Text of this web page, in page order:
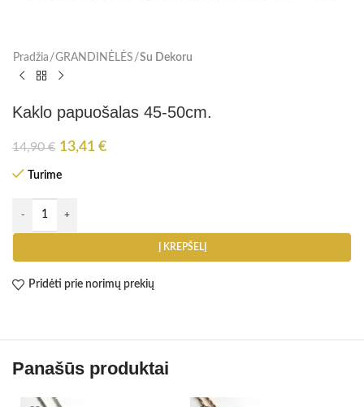
Pradžia GRANDINĖLĖS Su Dekoru
Kaklo papuošalas 45-50cm.
14,90€ 13,41 €
Turime
Į KREPŠELĮ
Pridėti prie norimų prekių
Panašūs produktai